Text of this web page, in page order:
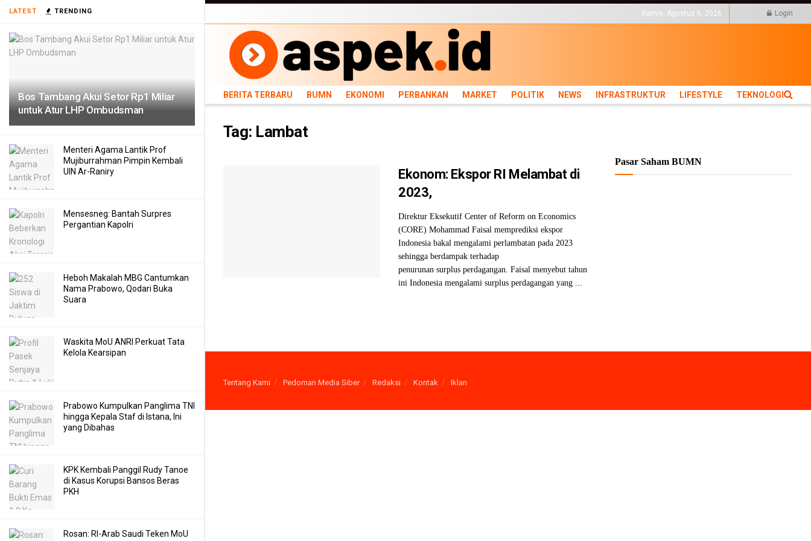
LATEST TRENDING
Bos Tambang Akui Setor Rp1 Miliar
untuk Atur LHP Ombudsman
Menteri Agama Lantik Prof
Mujiburrahman Pimpin Kembali
UIN Ar-Raniry
Mensesneg: Bantah Surpres
Pergantian Kapolri
Heboh Makalah MBG Cantumkan
Nama Prabowo, Qodari Buka
Suara
Waskita MoU ANRI Perkuat Tata
Kelola Kearsipan
Prabowo Kumpulkan Panglima TNI
hingga Kepala Staf di Istana, Ini
yang Dibahas
KPK Kembali Panggil Rudy Tanoe
di Kasus Korupsi Bansos Beras
PKH
Rosan: RI-Arab Saudi Teken MoU
BERITA TERBARU BUMN EKONOMI PERBANKAN MARKET POLITIK NEWS INFRASTRUKTUR LIFESTYLE
TEKNOLOGI
Kamis, Agustus 6, 2026 Login
BERITA TERBARU BUMN EKONOMI PERBANKAN MARKET POLITIK NEWS INFRASTRUKTUR LIFESTYLE TEKNOLOGI
Tag: Lambat
Ekonom: Ekspor RI Melambat di
2023,
Direktur Eksekutif Center of Reform on Economics
(CORE) Mohammad Faisal memprediksi ekspor
Indonesia bakal mengalami perlambatan pada 2023
sehingga berdampak terhadap
penurunan surplus perdagangan. Faisal menyebut tahun
ini Indonesia mengalami surplus perdagangan yang ...
Pasar Saham BUMN
Tentang Kami Pedoman Media Siber Redaksi Kontak Iklan